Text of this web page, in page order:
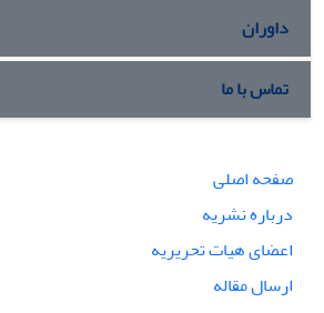
داوران
تماس با ما
صفحه اصلی
درباره نشریه
اعضای هیات تحریریه
ارسال مقاله